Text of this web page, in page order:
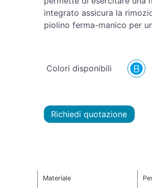
integrato assicura la
piolino ferma-manico per
Colori disponibili
Richiedi quotazione
Materiale